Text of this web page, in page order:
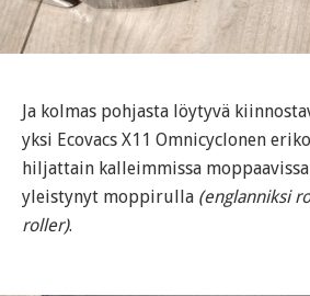
Ja kolmas pohjasta löytyvä
yksi Ecovacs X11 Omnicyclonen
hiljattain kalleimmissa
yleistynyt moppirulla (englanniksi
roller).